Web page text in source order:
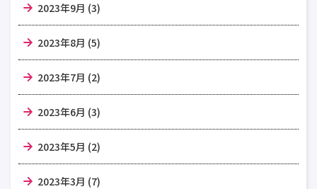
2023年9月 (3)
2023年8月 (5)
2023年7月 (2)
2023年6月 (3)
2023年5月 (2)
2023年3月 (7)